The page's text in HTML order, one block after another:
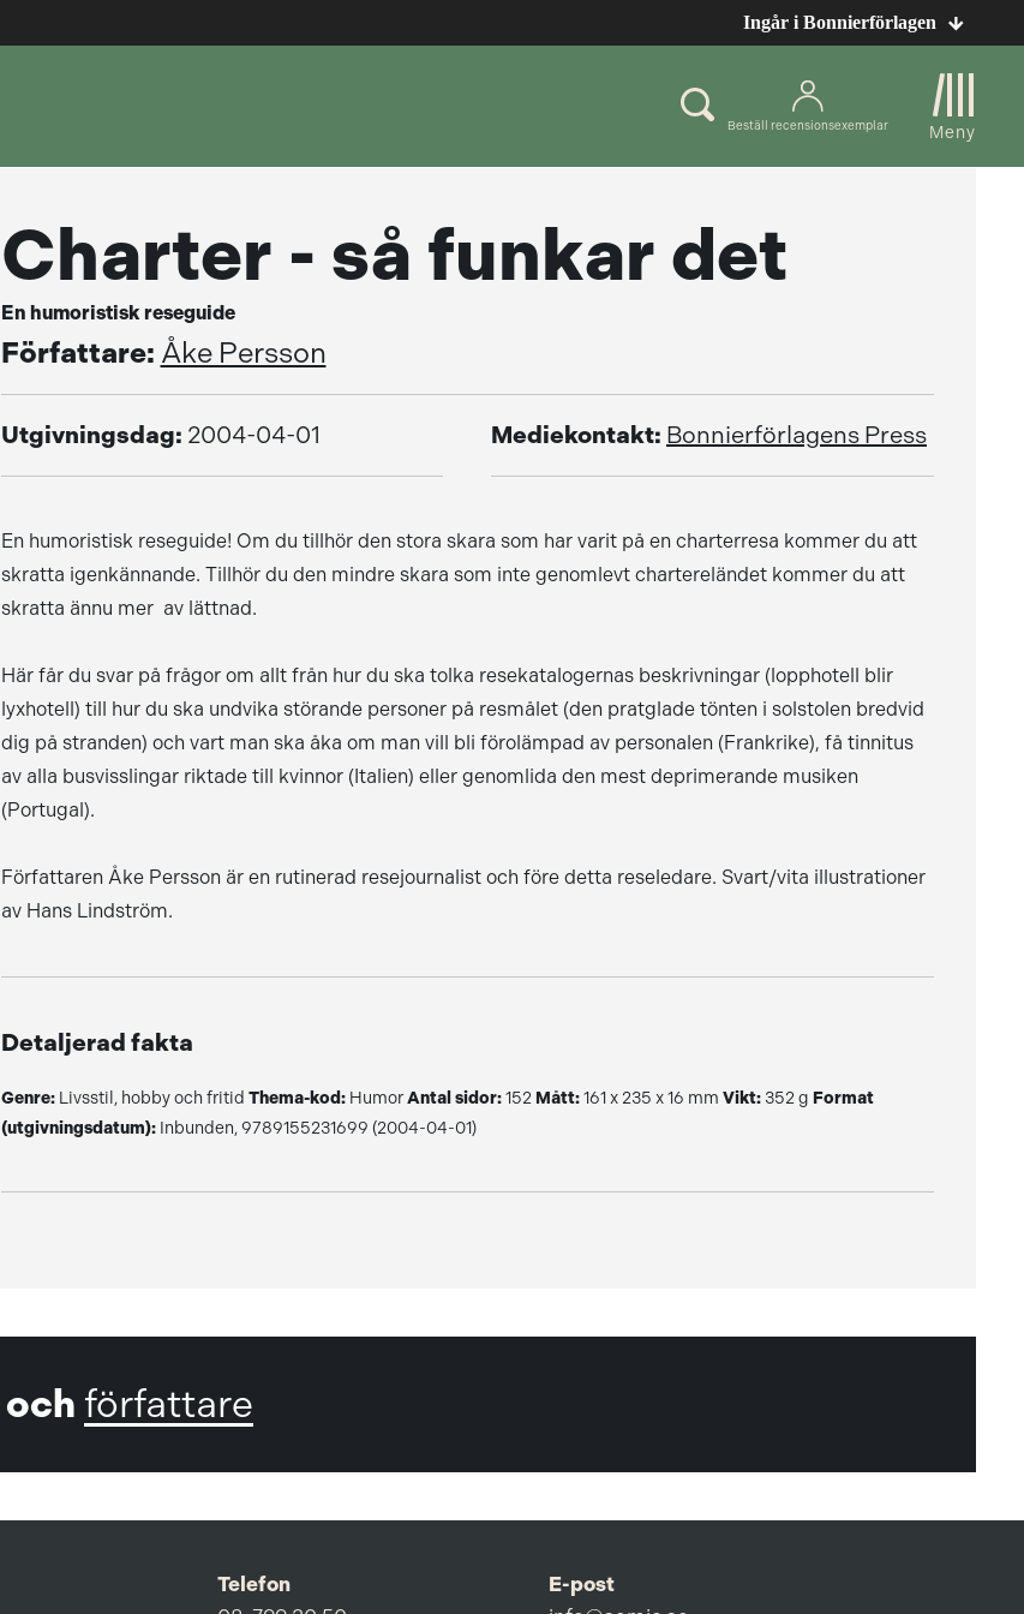
Ingår i Bonnierförlagen
Beställ recensionsexemplar Meny
Charter - så funkar det
En humoristisk reseguide
Författare: Åke Persson
Utgivningsdag: 2004-04-01 Mediekontakt: Bonnierförlagens Press
En humoristisk reseguide! Om du tillhör den stora skara som har varit på en charterresa kommer du att
skratta igenkännande. Tillhör du den mindre skara som inte genomlevt chartereländet kommer du att
skratta ännu mer  av lättnad.
Här får du svar på frågor om allt från hur du ska tolka resekatalogernas beskrivningar (lopphotell blir
lyxhotell) till hur du ska undvika störande personer på resmålet (den pratglade tönten i solstolen bredvid
dig på stranden) och vart man ska åka om man vill bli förolämpad av personalen (Frankrike), få tinnitus
av alla busvisslingar riktade till kvinnor (Italien) eller genomlida den mest deprimerande musiken
(Portugal).
Författaren Åke Persson är en rutinerad resejournalist och före detta reseledare. Svart/vita illustrationer
av Hans Lindström.
Detaljerad fakta
Genre:Livsstil, hobby och fritid Thema-kod:HumorAntal sidor:152 Mått:161 x 235 x 16 mm Vikt:352 g Format
(utgivningsdatum):Inbunden, 9789155231699 (2004-04-01)
och författare
Telefon
E-post